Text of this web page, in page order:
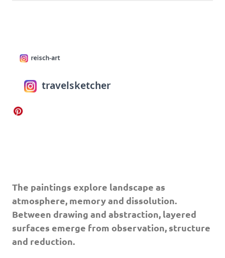
The paintings explore landscape as
atmosphere, memory and dissolution.
Between drawing and abstraction, layered
surfaces emerge from observation, structure
and reduction.